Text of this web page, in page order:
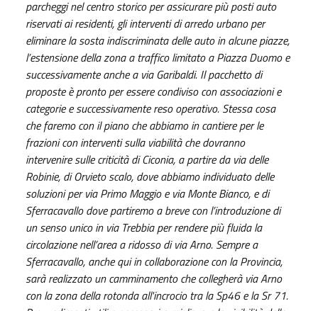
parcheggi nel centro storico per assicurare più posti auto
riservati ai residenti, gli interventi di arredo urbano per
eliminare la sosta indiscriminata delle auto in alcune piazze,
l’estensione della zona a traffico limitato a Piazza Duomo e
successivamente anche a via Garibaldi. Il pacchetto di
proposte è pronto per essere condiviso con associazioni e
categorie e successivamente reso operativo. Stessa cosa
che faremo con il piano che abbiamo in cantiere per le
frazioni con interventi sulla viabilità che dovranno
intervenire sulle criticità di Ciconia, a partire da via delle
Robinie, di Orvieto scalo, dove abbiamo individuato delle
soluzioni per via Primo Maggio e via Monte Bianco, e di
Sferracavallo dove partiremo a breve con l’introduzione di
un senso unico in via Trebbia per rendere più fluida la
circolazione nell’area a ridosso di via Arno. Sempre a
Sferracavallo, anche qui in collaborazione con la Provincia,
sarà realizzato un camminamento che collegherà via Arno
con la zona della rotonda all'incrocio tra la Sp46 e la Sr 71.